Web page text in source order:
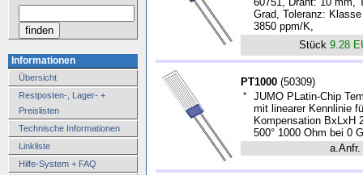
Informationen
Übersicht
Restposten-, Lager- +
Preislisten
Technische Informationen
Linkliste
Hilfe-System + FAQ
Grad, Toleranz:
3850 ppm/K,
Stück 9.28
PT1000 (50309)
*
JUMO PLatin-Chip
mit linearer Kennlinie
Kompensation BxLxH
500° 1000 Ohm bei 0
a.Anfr.